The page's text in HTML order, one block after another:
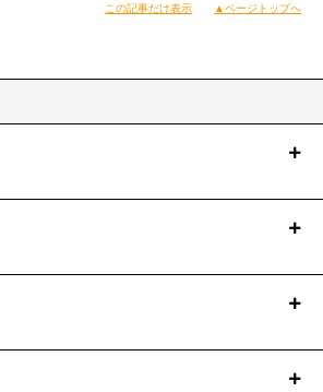
この記事だけ表示 ▲ページトップへ